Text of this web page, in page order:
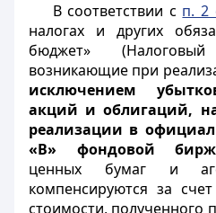
В соответствии с п. 2
налогах и других
бюджет»
возникающие при
исключением
акций и облигаций,
реализации в
«В» фондовой
ценных бумаг и
компенсируются за
стоимости, полученного